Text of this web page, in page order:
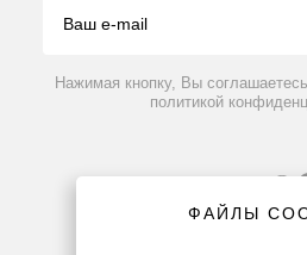
Контакты
Нажимая кнопку, Вы
политикой
ФАЙЛЫ